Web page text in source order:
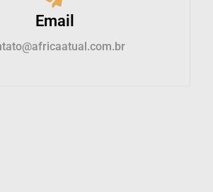
Email